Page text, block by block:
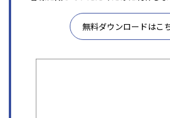
無料ダウンロードはこ